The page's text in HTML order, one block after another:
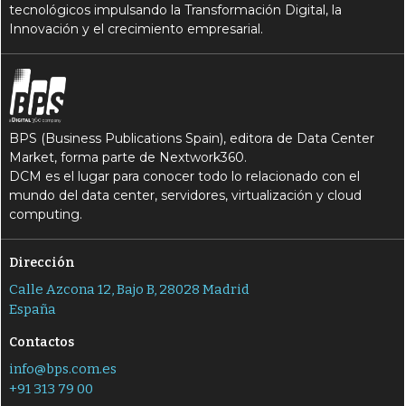
tecnológicos impulsando la Transformación Digital, la
Innovación y el crecimiento empresarial.
BPS (Business Publications Spain), editora de Data Center
Market, forma parte de Nextwork360.
DCM es el lugar para conocer todo lo relacionado con el
mundo del data center, servidores, virtualización y cloud
computing.
Dirección
Calle Azcona 12, Bajo B, 28028 Madrid
España
Contactos
info@bps.com.es
+91 313 79 00